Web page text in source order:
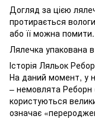
Догляд за цією
протирається
або її можна помити.
Лялечка упакована
Історія Ляльок
На даний момент, у
– немовлята
користуються
означає